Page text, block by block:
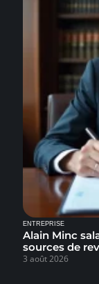
ENTREPRISE
Alain Minc
sources de
3 août 2026